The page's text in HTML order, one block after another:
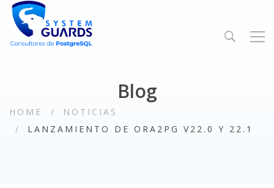
Blog
HOME
NOTICIAS
LANZAMIENTO DE ORA2PG V22.0 Y 22.1